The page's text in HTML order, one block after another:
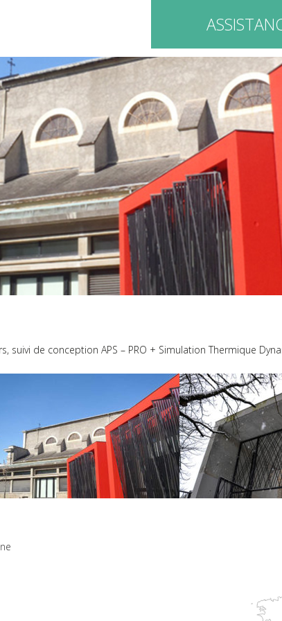
suivi de conception APS – PRO + Simulation Thermique